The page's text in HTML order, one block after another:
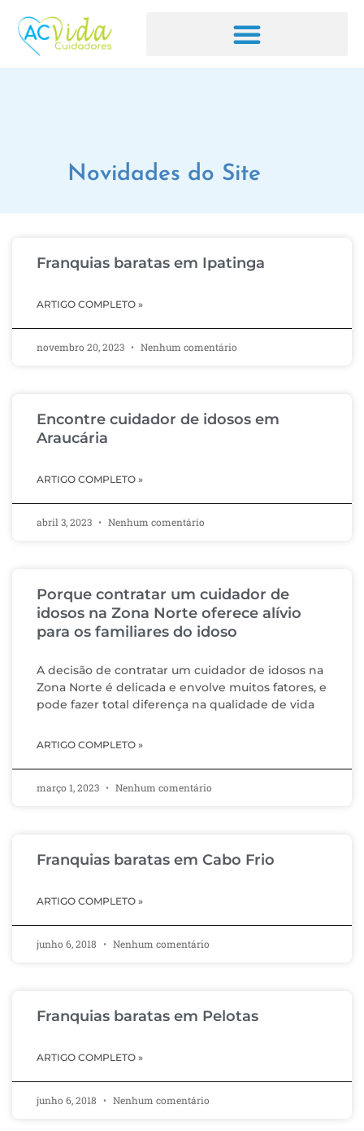
Novidades do Site
Franquias baratas em Ipatinga
ARTIGO COMPLETO »
novembro 20, 2023 Nenhum comentário
Encontre cuidador de idosos em
Araucária
ARTIGO COMPLETO »
abril 3, 2023 Nenhum comentário
Porque contratar um cuidador de
idosos na Zona Norte oferece alívio
para os familiares do idoso
A decisão de contratar um cuidador de idosos na
Zona Norte é delicada e envolve muitos fatores, e
pode fazer total diferença na qualidade de vida
ARTIGO COMPLETO »
março 1, 2023 Nenhum comentário
Franquias baratas em Cabo Frio
ARTIGO COMPLETO »
junho 6, 2018 Nenhum comentário
Franquias baratas em Pelotas
ARTIGO COMPLETO »
junho 6, 2018 Nenhum comentário